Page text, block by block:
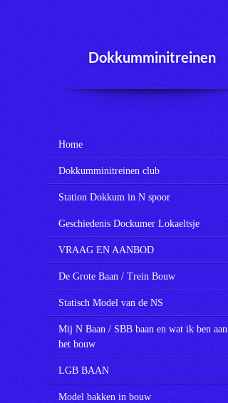
Dokkumminitreinen
Home
Dokkumminitreinen club
Station Dokkum in N spoor
Geschiedenis Dockumer Lokaeltsje
VRAAG EN AANBOD
De Grote Baan / Trein Bouw
Statisch Model van de NS
Mij N Baan / SBB baan en wat ik ben aan
het bouw
LGB BAAN
Model bakken in bouw